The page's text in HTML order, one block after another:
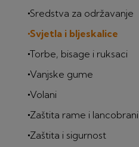
Sredstva za održavanje
Svjetla i bljeskalice
Torbe, bisage i ruksaci
Vanjske gume
Volani
Zaštita rame i lancobrani
Zaštita i sigurnost